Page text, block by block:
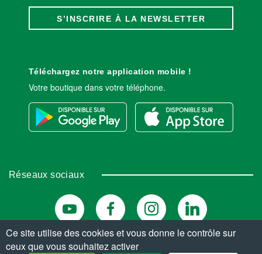
S’INSCRIRE À LA NEWSLETTER
Téléchargez notre application mobile !
Votre boutique dans votre téléphone.
Réseaux sociaux
Ce site utilise des cookies et vous donne le contrôle sur
ceux que vous souhaitez activer